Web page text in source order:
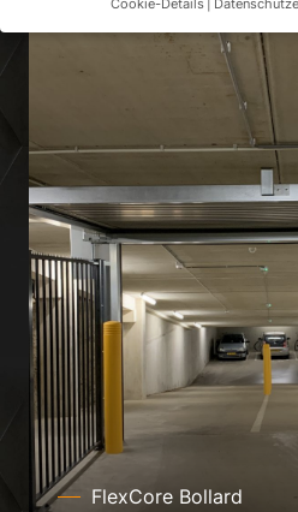
FlexCore Bollard
Cookie-Details
Wenn Sie unter 16 Jahre alt sind
freiwilligen Diensten geben
Erziehungsberechtigten um
Wir verwenden Cookies und
Website. Einige von ihnen sind
helfen, diese Website und Ihre
Personenbezogene Daten
Adressen), z. B. für
Anzeigen- und Inhaltsmessung.
Verwendung Ihrer Daten finden Sie
Datenschutzerklärung.
Hier finden Sie eine Übersicht
Sie können Ihre Einwilligung zu
sich weitere Informationen
bestimmte Cookies auswählen.
Alle akzeptieren
Nur essenzielle